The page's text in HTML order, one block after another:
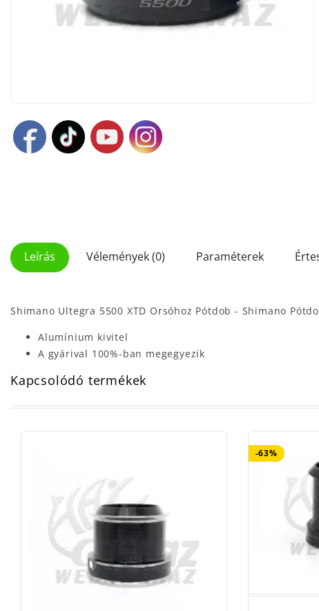
Leírás Vélemények (0) Paraméterek
Shimano Ultegra 5500 XTD Orsóhoz Pótdob - Shimano
Alumínium kivitel
A gyárival 100%-ban megegyezik
Kapcsolódó termékek
-63%